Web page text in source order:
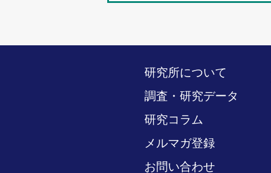
研究所について
調査・研究データ
研究コラム
メルマガ登録
お問い合わせ